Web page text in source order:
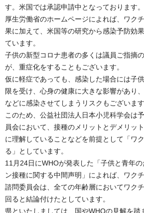
す。米国では承認申請中となっております。
厚生労働省のホームページによれば、ワク
果に加えて、米国等の研究から感染予防効
ています。
子供の新型コロナ患者の多くは議員ご指摘
が、重症化をすることもございます。
仮に軽症であっても、感染した場合には子
限を受け、心身の健康に大きな影響があり
などに感染させてしまうリスクもございます
このため、公益社団法人日本小児科学会は
員会において、接種のメリットとデメリッ
に理解していることなどを前提として「ワ
る」としています。
11月24日にWHOが発表した「子供と青年
ン接種に関する中間声明」によれば、ワク
諮問委員会は、全ての年齢層においてワク
回ると結論付けたとしています。
県といたしましては、国やWHOの見解を踏